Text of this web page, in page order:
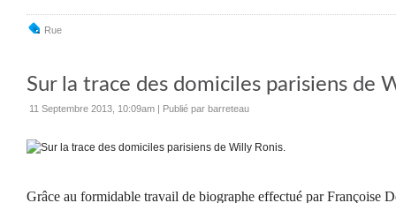
Rue
Sur la trace des domiciles parisiens de
11 Septembre 2013, 10:09am | Publié par barreteau
Grâce au formidable travail de biographe effectué par Françoise